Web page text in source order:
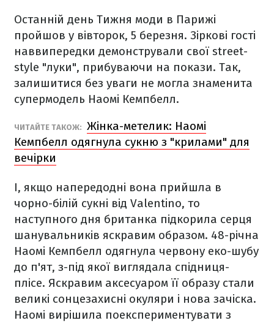
Останній день Тижня моди в Парижі
пройшов у вівторок, 5 березня. Зіркові гості
наввипередки демонстрували свої street-
style "луки", прибуваючи на покази. Так,
залишитися без уваги не могла знаменита
супермодель Наомі Кемпбелл.
ЧИТАЙТЕ ТАКОЖ: Жінка-метелик: Наомі
Кемпбелл одягнула сукню з "крилами" для
вечірки
І, якщо напередодні вона прийшла в
чорно-білій сукні від Valentino, то
наступного дня британка підкорила серця
шанувальників яскравим образом. 48-річна
Наомі Кемпбелл одягнула червону еко-шубу
до п'ят, з-під якої виглядала спідниця-
плісе. Яскравим аксесуаром її образу стали
великі сонцезахисні окуляри і нова зачіска.
Наомі вирішила поекспериментувати з